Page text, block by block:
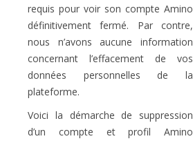
requis pour voir son compte Amino
définitivement fermé. Par contre,
nous n’avons aucune information
concernant l’effacement de vos
données personnelles de la
plateforme.
Voici la démarche de suppression
d’un compte et profil Amino